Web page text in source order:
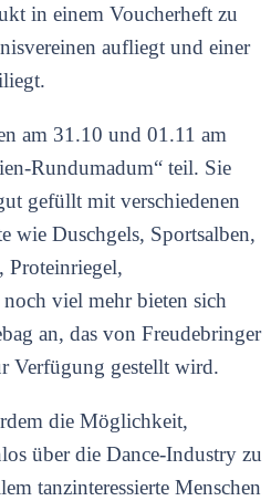
in einem Voucherheft zu
aufliegt und einer
am 31.10 und 01.11 am
Rundumadum“ teil. Sie
gefüllt mit verschiedenen
wie Duschgels, Sportsalben,
Proteinriegel,
viel mehr bieten sich
an, das von Freudebringer
Verfügung gestellt wird.
die Möglichkeit,
über die Dance-Industry zu
tanzinteressierte Menschen